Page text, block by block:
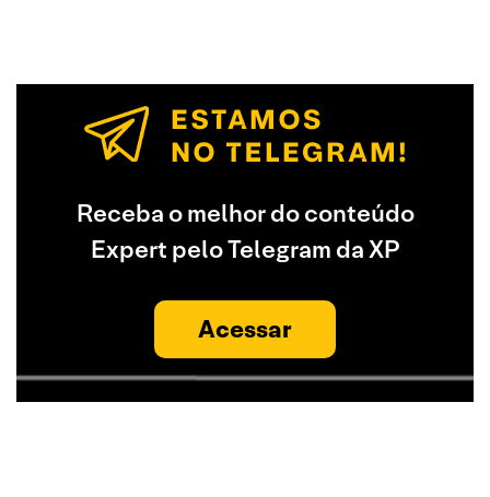
Receba o melhor do conteúdo
Expert pelo Telegram da XP
Acessar